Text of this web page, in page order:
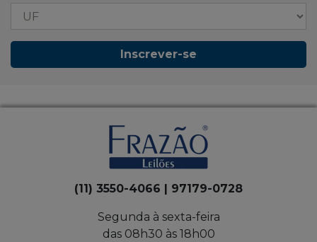
Inscrever-se
(11) 3550-4066 | 97179-0728
Segunda à sexta-feira
das 08h30 às 18h00